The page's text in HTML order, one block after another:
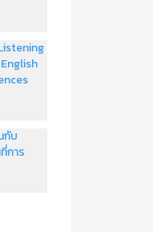
กับ
การ